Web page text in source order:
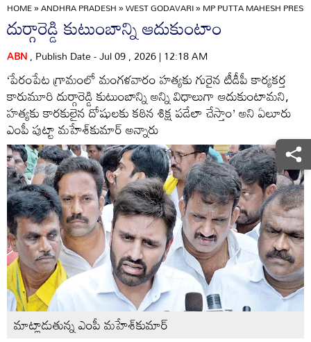
HOME»ANDHRA PRADESH»WEST GODAVARI»MP PUTTA MAHESH
దుర్గారెడ్డి కుటుంబాన్ని ఆదుకుంటాం
ABN, Publish Date - Jul 09 , 2026 | 12:18 AM
‘పేరంపేట గ్రామంలో మంగళవారం హత్యకు గురైన టీడీపీ కార్యకర్త
కారుమూరి దుర్గారెడ్డి కుటుంబాన్ని అన్ని విధాలుగా ఆదుకుంటామని,
హత్యకు కారకులైన దోషులకు కఠిన శిక్ష పడేలా చేస్తాం’ అని ఏలూరు
ఎంపీ పుట్టా మహేశ్‌కుమార్‌ అన్నారు
మాట్లాడుతున్న ఎంపీ మహేశ్‌కుమార్‌